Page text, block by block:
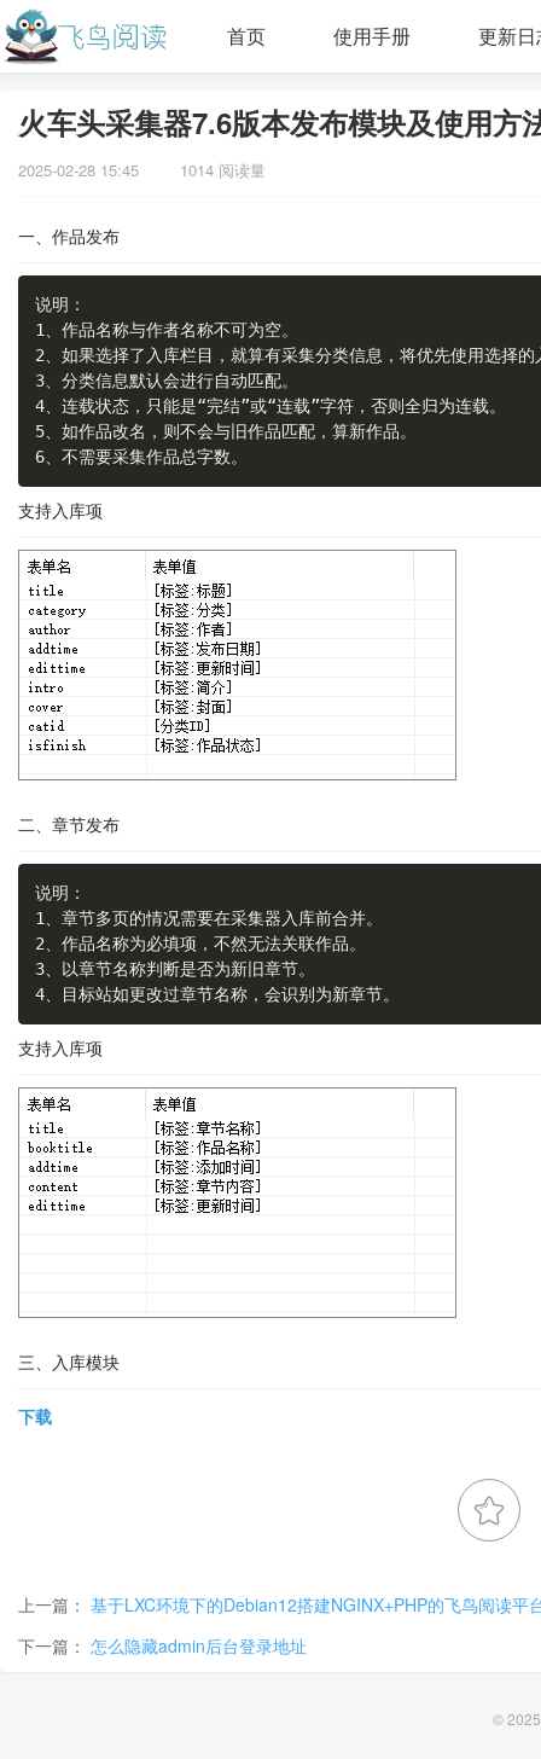
首页 使用手册 更新日
火车头采集器7.6版本发布模块及使用方
2025-02-28 15:45 1014 阅读量
一、作品发布
说明：
1、作品名称与作者名称不可为空。
2、如果选择了入库栏目，就算有采集分类信息，将优先使用选择的
3、分类信息默认会进行自动匹配。
4、连载状态，只能是“完结”或“连载”字符，否则全归为连载。
5、如作品改名，则不会与旧作品匹配，算新作品。
6、不需要采集作品总字数。
支持入库项
二、章节发布
说明：
1、章节多页的情况需要在采集器入库前合并。
2、作品名称为必填项，不然无法关联作品。
3、以章节名称判断是否为新旧章节。
4、目标站如更改过章节名称，会识别为新章节。
支持入库项
三、入库模块
下载
上一篇： 基于LXC环境下的Debian12搭建NGINX+PHP的飞鸟阅读平
下一篇： 怎么隐藏admin后台登录地址
©